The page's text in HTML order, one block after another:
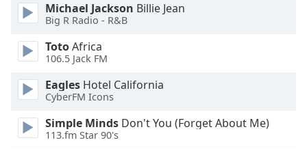
Color
Opacity
Background
Color
Michael Jackson Billie Jean
Big R Radio - R&B
TotoAfrica
106.5 Jack FM
Eagles Hotel California
CyberFM Icons
Simple Minds Don't You (Forget About Me)
113.fm Star 90's